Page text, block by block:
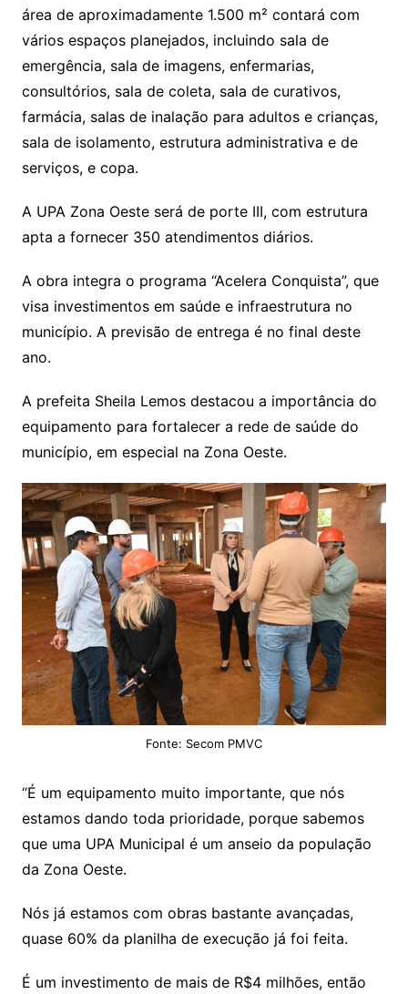
área de aproximadamente 1.500 m² contará com
vários espaços planejados, incluindo sala de
emergência, sala de imagens, enfermarias,
consultórios, sala de coleta, sala de curativos,
farmácia, salas de inalação para adultos e crianças,
sala de isolamento, estrutura administrativa e de
serviços, e copa.
A UPA Zona Oeste será de porte III, com estrutura
apta a fornecer 350 atendimentos diários.
A obra integra o programa “Acelera Conquista”, que
visa investimentos em saúde e infraestrutura no
município. A previsão de entrega é no final deste
ano.
A prefeita Sheila Lemos destacou a importância do
equipamento para fortalecer a rede de saúde do
município, em especial na Zona Oeste.
Fonte: Secom PMVC
“É um equipamento muito importante, que nós
estamos dando toda prioridade, porque sabemos
que uma UPA Municipal é um anseio da população
da Zona Oeste.
Nós já estamos com obras bastante avançadas,
quase 60% da planilha de execução já foi feita.
É um investimento de mais de R$4 milhões, então